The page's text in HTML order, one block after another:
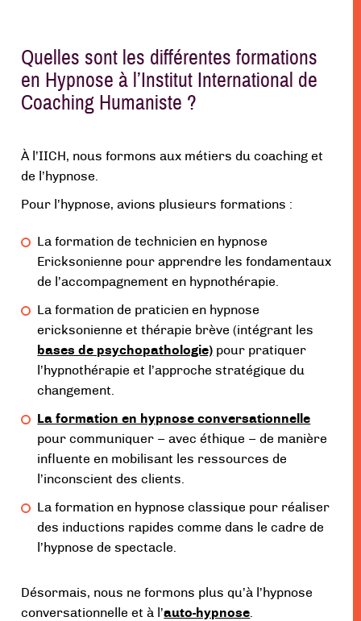
Quelles sont les différentes formations
en Hypnose à l’Institut International de
Coaching Humaniste ?
À l’IICH, nous formons aux métiers du coaching et
de l’hypnose.
Pour l’hypnose, avions plusieurs formations :
La formation de technicien en hypnose
Ericksonienne pour apprendre les fondamentaux
de l’accompagnement en hypnothérapie.
La formation de praticien en hypnose
ericksonienne et thérapie brève (intégrant les
bases de psychopathologie) pour pratiquer
l’hypnothérapie et l’approche stratégique du
changement.
La formation en hypnose conversationnelle
pour communiquer – avec éthique – de manière
influente en mobilisant les ressources de
l’inconscient des clients.
La formation en hypnose classique pour réaliser
des inductions rapides comme dans le cadre de
l’hypnose de spectacle.
Désormais, nous ne formons plus qu’à l’hypnose
conversationnelle et à l’auto-hypnose.